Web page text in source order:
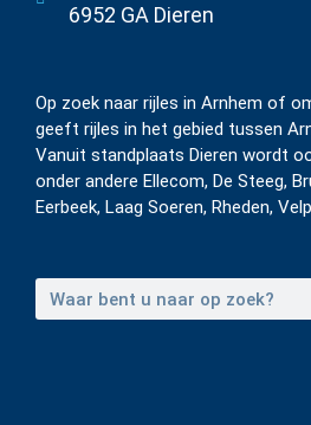
6952 GA Dieren
Op zoek naar rijles in Arnhem of
geeft rijles in het gebied tussen
Vanuit standplaats Dieren wordt
onder andere Ellecom, De Steeg,
Eerbeek, Laag Soeren, Rheden,